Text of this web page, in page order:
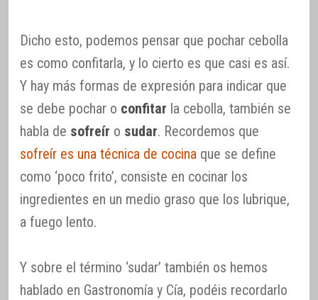
Dicho esto, podemos pensar que pochar cebolla
es como confitarla, y lo cierto es que casi es así.
Y hay más formas de expresión para indicar que
se debe pochar o confitar la cebolla, también se
habla de sofreír o sudar. Recordemos que
sofreír es una técnica de cocina que se define
como ‘poco frito’, consiste en cocinar los
ingredientes en un medio graso que los lubrique,
a fuego lento.
Y sobre el término ‘sudar’ también os hemos
hablado en Gastronomía y Cía, podéis recordarlo